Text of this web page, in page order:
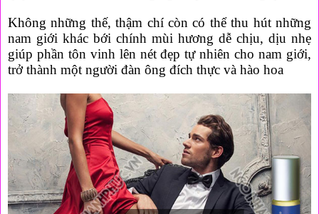
Không những thế, thậm chí còn có thể thu hút những
nam giới khác bới chính mùi hương dễ chịu, dịu nhẹ
giúp phần tôn vinh lên nét đẹp tự nhiên cho nam giới,
trở thành một người đàn ông đích thực và hào hoa